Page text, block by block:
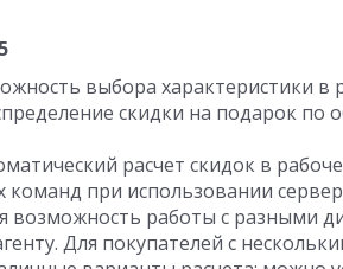
выбора характеристики в
скидки на подарок по
расчет скидок в
при использовании
возможность работы с разными
Для покупателей с